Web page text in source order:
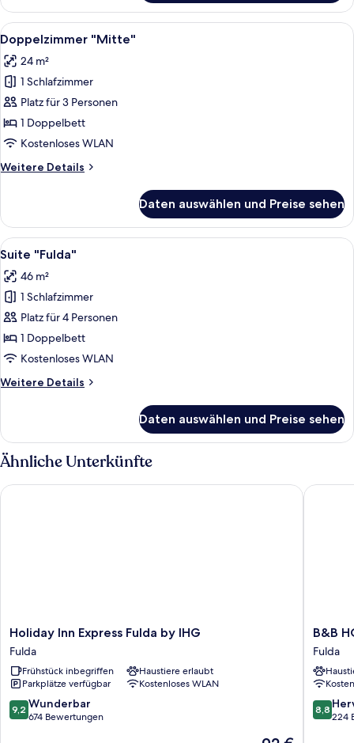
"Fulda"
Alle
Fotos
für
Doppelzimmer
"Mitte"
anzeigen
Ein Hotelzimmer mit einem großen
6
Doppelzimmer "Mitte"
24 m²
1 Schlafzimmer
Platz für 3 Personen
1 Doppelbett
Kostenloses WLAN
Weitere Details
Weitere
"Mitte"
Daten auswählen und Preise sehen
Alle
Fotos
für
Suite
"Fulda"
anzeigen
Ein Hotelzimmer mit Sofa, Sessel,
9
Suite "Fulda"
46 m²
1 Schlafzimmer
Platz für 4 Personen
1 Doppelbett
Kostenloses WLAN
Weitere Details
Weitere
"Fulda"
Daten auswählen und Preise sehen
Ähnliche Unterkünfte
Holiday
Inn
Express
Fulda
by
IHG
Fulda
Holiday Inn Express Fulda by IHG
Fulda
Frühstück inbegriffen
Haustiere erlaubt
Parkplätze verfügbar
Kostenloses WLAN
9.2
von
9,2 Wunderbar
674 Bewertungen
Holiday Inn Express Fulda by IHG
B&B
HOTEL
Fulda-
City
Fulda
B&B
Fulda
8.8
von
8,8
224
B&B